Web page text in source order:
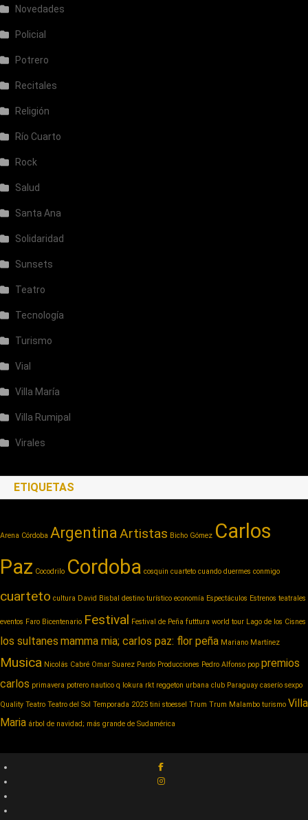
Novedades
Policial
Potrero
Recitales
Religión
Río Cuarto
Rock
Salud
Santa Ana
Solidaridad
Sunsets
Teatro
Tecnología
Turismo
Vial
Villa María
Villa Rumipal
Virales
ETIQUETAS
Arena Córdoba ArgentinaArtistas Bicho Gómez Carlos
Paz Cocodrilo Cordoba cosquin cuarteto cuando duermes conmigo
cuarteto cultura David Bisbal destino turístico economía Espectáculos Estrenos teatrales
eventos Faro Bicentenario Festival Festival de Peña futttura world tour Lago de los Cisnes
los sultanes mamma mia; carlos paz: flor peña Mariano Martínez
Musica Nicolás Cabré Omar Suarez Pardo Producciones Pedro Alfonso pop premios
carlos primavera potrero nautico q lokura rkt reggeton urbana club Paraguay caserío sexpo
Quality Teatro Teatro del Sol Temporada 2025 tini stoessel Trum Trum Malambo turismo Villa
Maria árbol de navidad; más grande de Sudamérica